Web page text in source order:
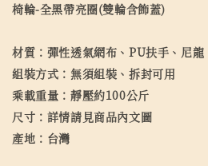
椅輪-全黑帶亮圈(雙輪含飾蓋)
材質：彈性透氣網布、PU扶手、尼龍
組裝方式：無須組裝、拆封可用
乘載重量：靜壓約100公斤
尺寸：詳情請見商品內文圖
產地：台灣